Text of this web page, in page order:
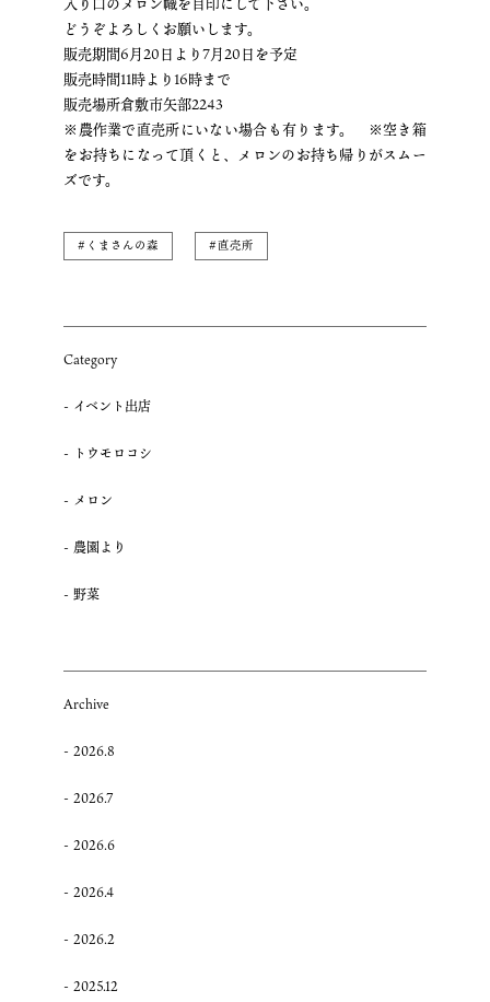
どうぞよろしくお願いします。
販売期間6月20日より7月20日を予定
販売時間11時より16時まで
販売場所倉敷市矢部2243
※農作業で直売所にいない場合も有ります。 ※空き箱
をお持ちになって頂くと、メロンのお持ち帰りがスムー
ズです。
#くまさんの森 #直売所
Category
イベント出店
トウモロコシ
メロン
農園より
野菜
Archive
2026.8
2026.7
2026.6
2026.4
2026.2
2025.12